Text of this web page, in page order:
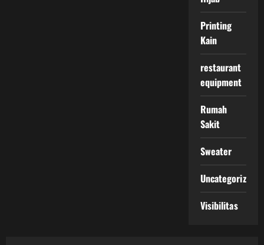
Printing
Kain
restaurant
equipment
Rumah
Sakit
Sweater
Uncategorized
Visibilitas